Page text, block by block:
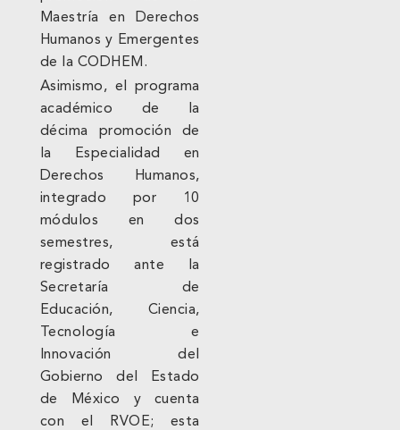
Maestría en Derechos
Humanos y Emergentes
de la CODHEM.
Asimismo, el programa
académico de la
décima promoción de
la Especialidad en
Derechos Humanos,
integrado por 10
módulos en dos
semestres, está
registrado ante la
Secretaría de
Educación, Ciencia,
Tecnología e
Innovación del
Gobierno del Estado
de México y cuenta
con el RVOE; esta